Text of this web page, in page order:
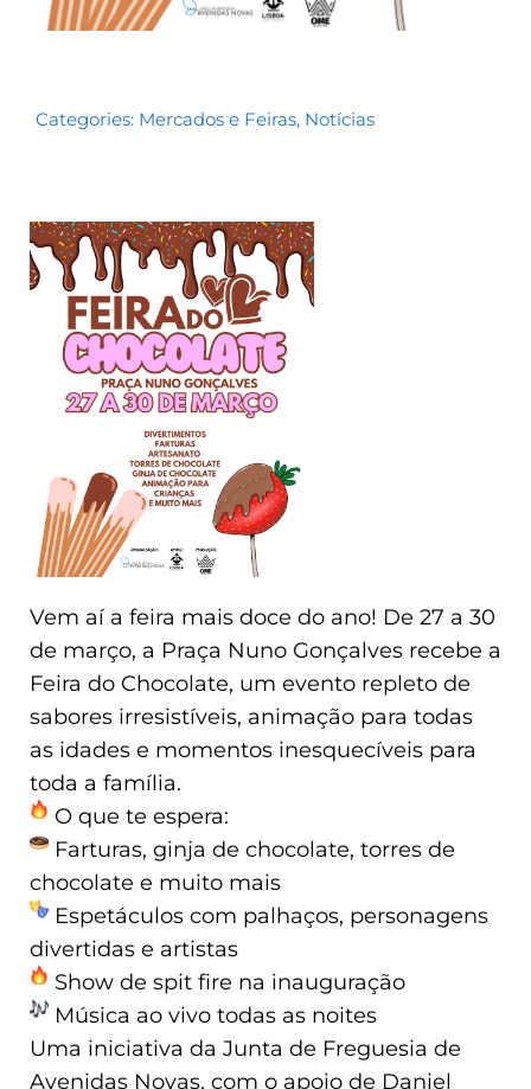
Categories: Mercados e Feiras, Notícias
Vem aí a feira mais doce do ano! De 27 a 30
de março, a Praça Nuno Gonçalves recebe a
Feira do Chocolate, um evento repleto de
sabores irresistíveis, animação para todas
as idades e momentos inesquecíveis para
toda a família.
O que te espera:
Farturas, ginja de chocolate, torres de
chocolate e muito mais
Espetáculos com palhaços, personagens
divertidas e artistas
Show de spit fire na inauguração
Música ao vivo todas as noites
Uma iniciativa da Junta de Freguesia de
Avenidas Novas, com o apoio de Daniel